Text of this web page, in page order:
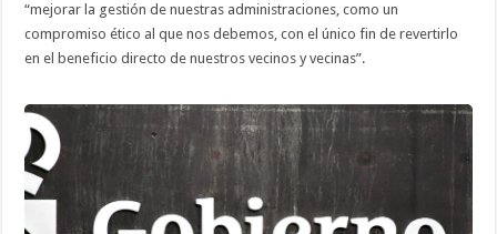
“mejorar la gestión de nuestras administraciones, como un
compromiso ético al que nos debemos, con el único fin de revertirlo
en el beneficio directo de nuestros vecinos y vecinas”.